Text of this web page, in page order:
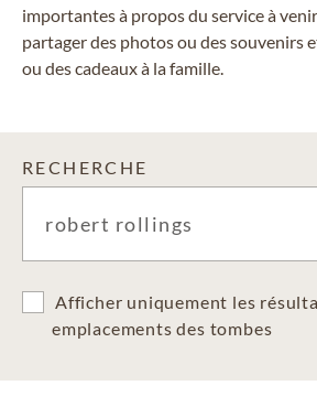
importantes à propos du service à
partager des photos ou des souvenirs
ou des cadeaux à la famille.
RECHERCHE
Afficher uniquement les
emplacements des tombes